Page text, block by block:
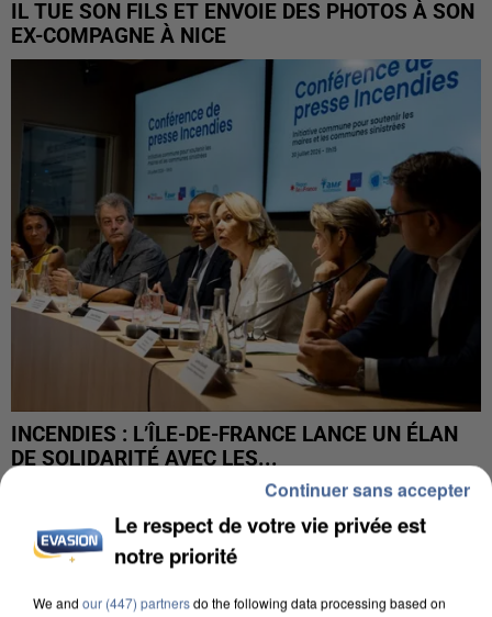
IL TUE SON FILS ET ENVOIE DES PHOTOS À SON
EX-COMPAGNE À NICE
INCENDIES : L’ÎLE-DE-FRANCE LANCE UN ÉLAN
DE SOLIDARITÉ AVEC LES...
Le respect de votre vie privée est
notre priorité
We and our (447) partnersdo the following data processing based on
Continuer sans accepter